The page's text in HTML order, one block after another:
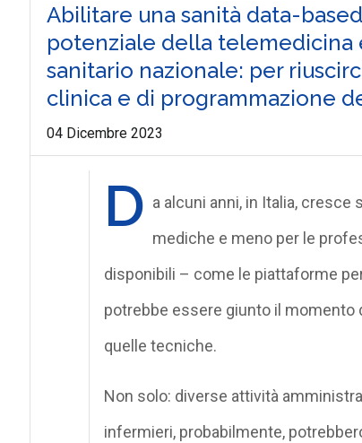
Abilitare una sanità data-
potenziale della telemedicina
sanitario nazionale: per
clinica e di programmazione
04 Dicembre 2023
D a alcuni anni, in Italia,
mediche e meno per le
disponibili – come le piattaforme
potrebbe essere giunto il
quelle tecniche.
Non solo: diverse attività
infermieri, probabilmente,